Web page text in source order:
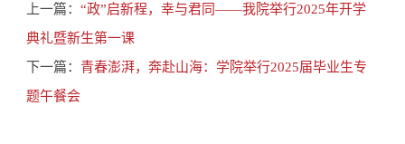
上一篇： “政”启新程，幸与君同——我院举行2025年开学
典礼暨新生第一课
下一篇： 青春澎湃，奔赴山海：学院举行2025届毕业生专
题午餐会